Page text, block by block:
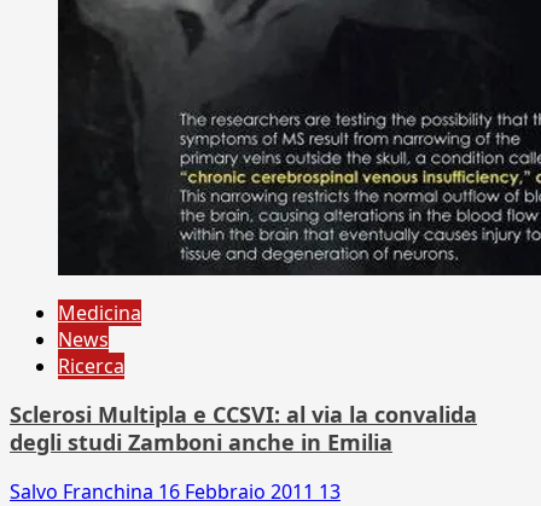
Medicina
News
Ricerca
Sclerosi Multipla e CCSVI: al via la convalida
degli studi Zamboni anche in Emilia
Salvo Franchina 16 Febbraio 2011 13